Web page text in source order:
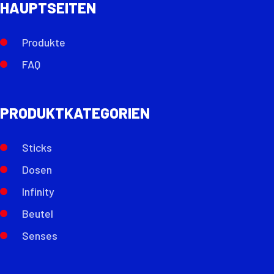
HAUPTSEITEN
Produkte
FAQ
PRODUKTKATEGORIEN
Sticks
Dosen
Infinity
Beutel
Senses